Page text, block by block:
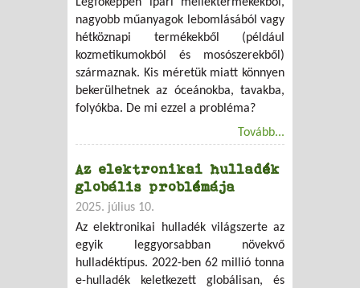
nagyobb műanyagok lebomlásából vagy
hétköznapi termékekből (például
kozmetikumokból és mosószerekből)
származnak. Kis méretük miatt könnyen
bekerülhetnek az óceánokba, tavakba,
folyókba. De mi ezzel a probléma?
Tovább...
Az elektronikai hulladék
globális problémája
2025. július 10.
Az elektronikai hulladék világszerte az
egyik leggyorsabban növekvő
hulladéktípus. 2022-ben 62 millió tonna
e-hulladék keletkezett globálisan, és